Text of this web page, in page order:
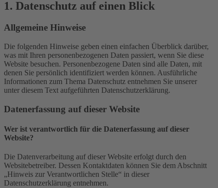
1. Datenschutz auf einen Blick
Allgemeine Hinweise
Die folgenden Hinweise geben einen einfachen Überblick darüber,
was mit Ihren personenbezogenen Daten passiert, wenn Sie diese
Website besuchen. Personenbezogene Daten sind alle Daten, mit
denen Sie persönlich identifiziert werden können. Ausführliche
Informationen zum Thema Datenschutz entnehmen Sie unserer
unter diesem Text aufgeführten Datenschutzerklärung.
Datenerfassung auf dieser Website
Wer ist verantwortlich für die Datenerfassung auf dieser
Website?
Die Datenverarbeitung auf dieser Website erfolgt durch den
Websitebetreiber. Dessen Kontaktdaten können Sie dem Abschnitt
„Hinweis zur Verantwortlichen Stelle“ in dieser
Datenschutzerklärung entnehmen.